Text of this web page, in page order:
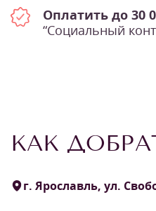
Оплатить до 30
“Социальный
КАК
г. Ярославль, ул.